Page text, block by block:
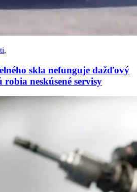
,
skla nefunguje dažďový
neskúsené servisy